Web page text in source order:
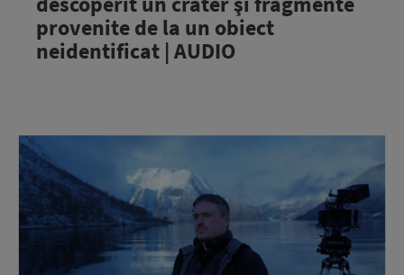
provenite de la un obiect
neidentificat | AUDIO